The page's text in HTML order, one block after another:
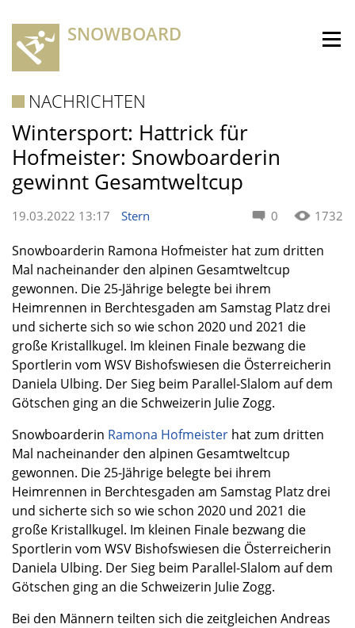
SNOWBOARD
NACHRICHTEN
Wintersport: Hattrick für
Hofmeister: Snowboarderin
gewinnt Gesamtweltcup
0 1732
19.03.2022 13:17 Stern
Snowboarderin Ramona Hofmeister hat zum dritten
Mal nacheinander den alpinen Gesamtweltcup
gewonnen. Die 25-Jährige belegte bei ihrem
Heimrennen in Berchtesgaden am Samstag Platz drei
und sicherte sich so wie schon 2020 und 2021 die
große Kristallkugel. Im kleinen Finale bezwang die
Sportlerin vom WSV Bishofswiesen die Österreicherin
Daniela Ulbing. Der Sieg beim Parallel-Slalom auf dem
Götschen ging an die Schweizerin Julie Zogg.
Snowboarderin Ramona Hofmeister hat zum dritten
Mal nacheinander den alpinen Gesamtweltcup
gewonnen. Die 25-Jährige belegte bei ihrem
Heimrennen in Berchtesgaden am Samstag Platz drei
und sicherte sich so wie schon 2020 und 2021 die
große Kristallkugel. Im kleinen Finale bezwang die
Sportlerin vom WSV Bishofswiesen die Österreicherin
Daniela Ulbing. Der Sieg beim Parallel-Slalom auf dem
Götschen ging an die Schweizerin Julie Zogg.
Bei den Männern teilten sich die zeitgleichen Andreas